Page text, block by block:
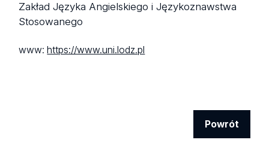
Zakład Języka Angielskiego i Językoznawstwa
Stosowanego
www:https://www.uni.lodz.pl
Powrót